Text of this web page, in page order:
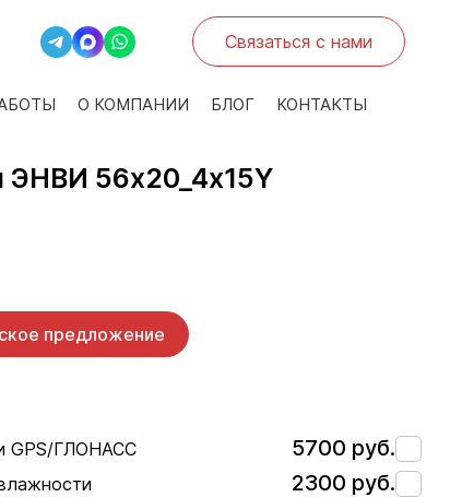
Связаться с нами
О КОМПАНИИ БЛОГ КОНТАКТЫ
56х20_4х15Y
предложение
GPS/ГЛОНАСС 5700 руб.
2300 руб.